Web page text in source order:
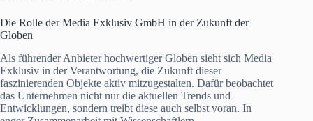
Die Rolle der Media Exklusiv GmbH in der Zukunft der
Globen
Als führender Anbieter hochwertiger Globen sieht sich Media
Exklusiv in der Verantwortung, die Zukunft dieser
faszinierenden Objekte aktiv mitzugestalten. Dafür beobachtet
das Unternehmen nicht nur die aktuellen Trends und
Entwicklungen, sondern treibt diese auch selbst voran. In